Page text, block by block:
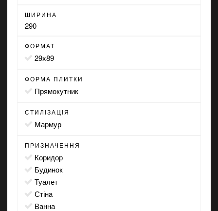
ШИРИНА
290
ФОРМАТ
29x89
ФОРМА ПЛИТКИ
прямокутник
СТИЛІЗАЦІЯ
мармур
ПРИЗНАЧЕННЯ
коридор
будинок
туалет
стіна
ванна